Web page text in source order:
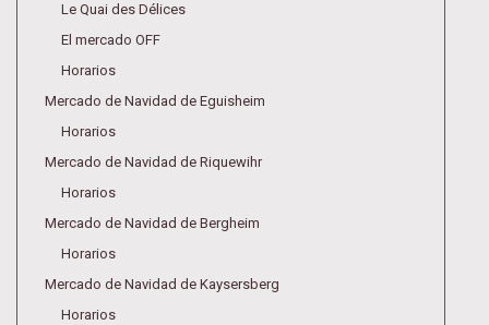
Le Quai des Délices
El mercado OFF
Horarios
Mercado de Navidad de Eguisheim
Horarios
Mercado de Navidad de Riquewihr
Horarios
Mercado de Navidad de Bergheim
Horarios
Mercado de Navidad de Kaysersberg
Horarios